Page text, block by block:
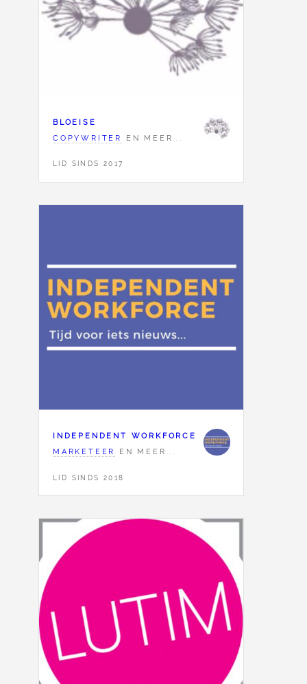
BLOEISE
COPYWRITER
EN MEER...
LID SINDS 2017
INDEPENDENT WORKFORCE
MARKETEER
EN MEER...
LID SINDS 2018